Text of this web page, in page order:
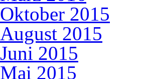
Oktober 2015
August 2015
Juni 2015
Mai 2015